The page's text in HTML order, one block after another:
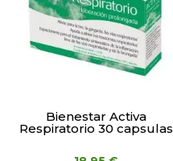
Bienestar Activa
Respiratorio 30 capsulas